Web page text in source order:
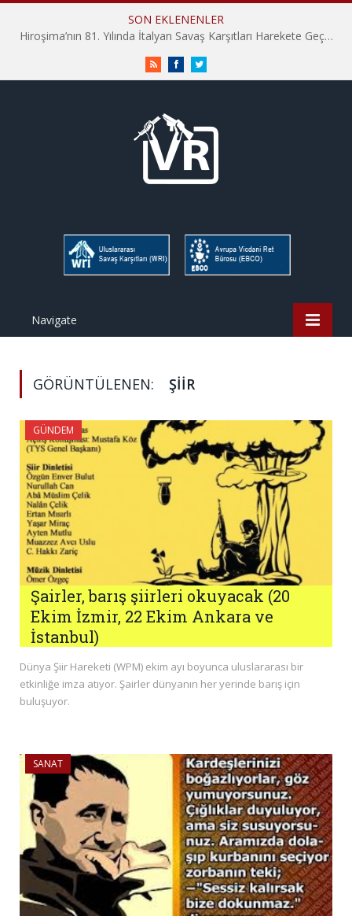
SON EKLENENLER
Hiroşima’nın 81. Yılında İtalyan Savaş Karşıtları Harekete Geçti: “Hatırlamak yeterli değil”
RSS FacebookTwitter
Navigate
GÖRÜNTÜLENEN: ŞIIR
GÜNDEM
Şairler, barış şiirleri okuyacak (20
Ekim İzmir, 22 Ekim Ankara ve
İstanbul)
Dünya Şiir Hareketi (WPM) ekim ayı boyunca uluslararası bir
etkinliğe imza atıyor. Şairler dünyanın her yerinde barış için
buluşuyor.
SANAT